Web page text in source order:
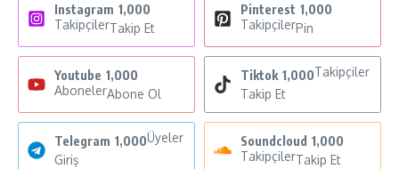
Instagram 1,000
TakipçilerTakip Et
Pinterest 1,000
TakipçilerPin
Youtube 1,000
AbonelerAbone Ol
Tiktok 1,000Takipçiler
Takip Et
Telegram 1,000Üyeler
Giriş
Soundcloud 1,000
TakipçilerTakip Et